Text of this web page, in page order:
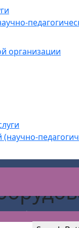
организации
обучение >